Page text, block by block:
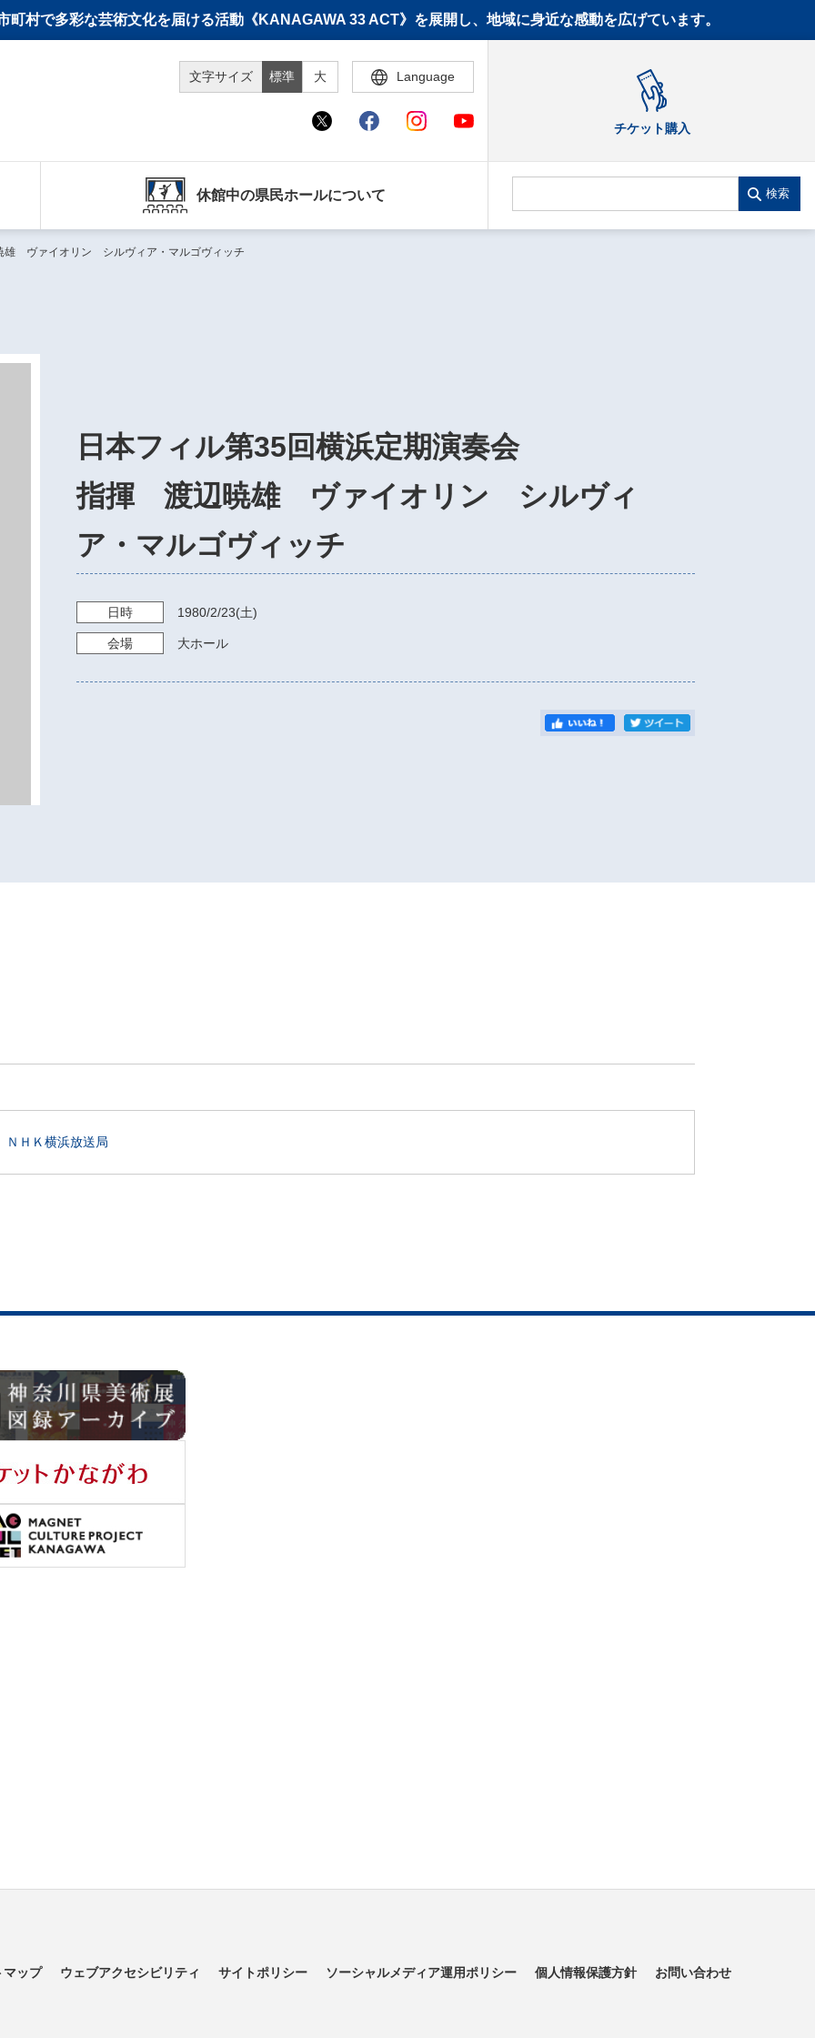
村で多彩な芸術文化を届ける活動《KANAGAWA 33 ACT》を展開し、地域に身近な感動を広げています。
文字サイズ 標準 大 Language
チケット購入
休館中の県民ホールについて 検索
ヴァイオリン シルヴィア・マルゴヴィッチ
日本フィル第35回横浜定期演奏会
指揮 渡辺暁雄 ヴァイオリン シルヴィ
ア・マルゴヴィッチ
日時 1980/2/23(土)
会場 大ホール
ＮＨＫ横浜放送局
マップ ウェブアクセシビリティ サイトポリシー ソーシャルメディア運用ポリシー 個人情報保護方針 お問い合わせ